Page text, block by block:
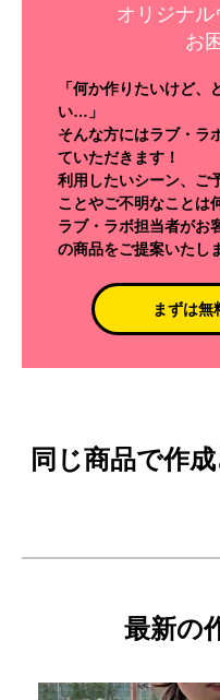
オリジナ
お
「何か作りたいけど
い…」
そんな方にはラブ・ラ
ていただきます！
利用したいシーン、ご
ことやご不明なことは
ラブ・ラボ担当者がお
の商品をご提案いたし
まずは無
同じ商品で作
最新の